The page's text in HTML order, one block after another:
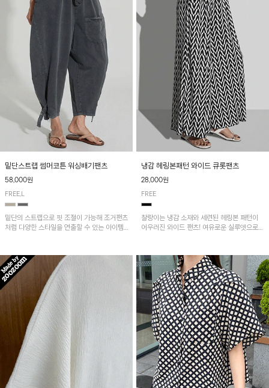
밑단스트랩 썸머코튼 워싱배기팬츠
58,000원
FREE,L
밑단의 스트랩으로 핏 조절이 가능해 조거팬츠
처럼 다양한 스타일을 연출할 수 있는 아이템!
냉감 헤링본패턴 와이드 큐롯팬츠
28,000원
FREE
찰랑이는 냉감 소재와 세련된 헤링본 패턴이
어우러진 와이드 팬츠! 여유로운 실루엣으로
다.